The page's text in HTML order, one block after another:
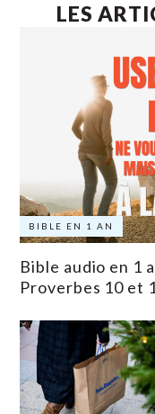
LES
BIBLE EN 1 AN
Bible audio en 1
Proverbes 10 et